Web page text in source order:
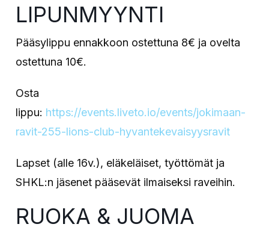
LIPUNMYYNTI
Pääsylippu ennakkoon ostettuna 8€ ja ovelta
ostettuna 10€.
Osta
lippu: https://events.liveto.io/events/jokimaan-
ravit-255-lions-club-hyvantekevaisyysravit
Lapset (alle 16v.), eläkeläiset, työttömät ja
SHKL:n jäsenet pääsevät ilmaiseksi raveihin.
RUOKA & JUOMA